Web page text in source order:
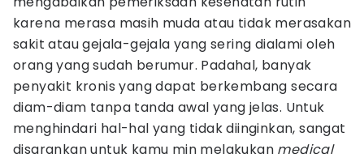
karena merasa masih muda atau tidak merasakan
sakit atau gejala-gejala yang sering dialami oleh
orang yang sudah berumur. Padahal, banyak
penyakit kronis yang dapat berkembang secara
diam-diam tanpa tanda awal yang jelas. Untuk
menghindari hal-hal yang tidak diinginkan, sangat
disarankan untuk kamu min melakukan medical